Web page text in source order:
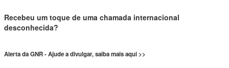
Recebeu um toque de uma chamada internacional
desconhecida?
Alerta da GNR - Ajude a divulgar, saiba mais aqui >>